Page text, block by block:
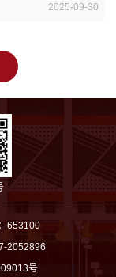
2025-09-30
653100
2052896
号